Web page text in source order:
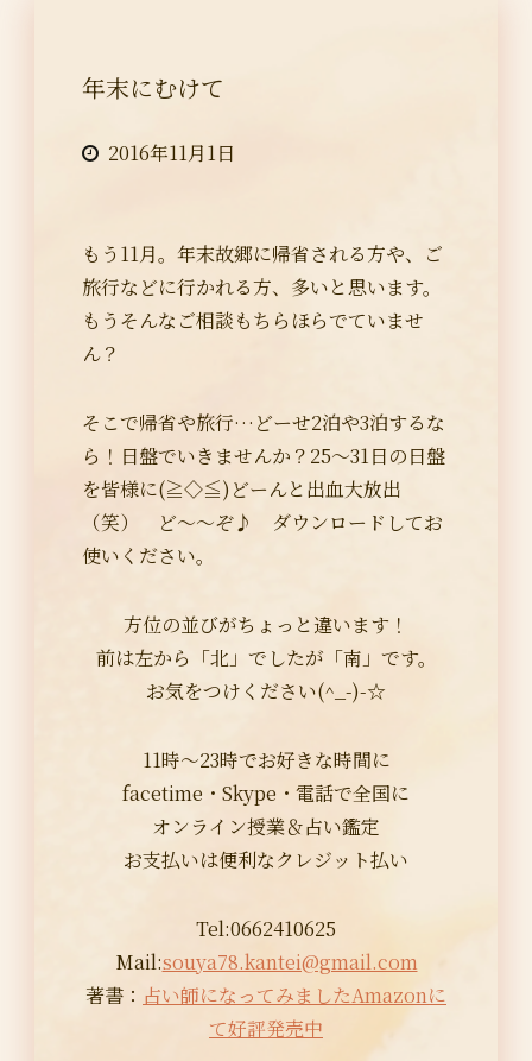
年末にむけて
2016年11月1日
もう11月。年末故郷に帰省される方や、ご
旅行などに行かれる方、多いと思います。
もうそんなご相談もちらほらでていませ
ん？
そこで帰省や旅行…どーせ2泊や3泊するな
ら！日盤でいきませんか？25～31日の日盤
を皆様に(≧◇≦)どーんと出血大放出
（笑） ど～～ぞ♪ ダウンロードしてお
使いください。
方位の並びがちょっと違います！
前は左から「北」でしたが「南」です。
お気をつけください(^_-)-☆
11時～23時でお好きな時間に
facetime・Skype・電話で全国に
オンライン授業＆占い鑑定
お支払いは便利なクレジット払い
Tel:0662410625
Mail:souya78.kantei@gmail.com
著書： 占い師になってみましたAmazonに
て好評発売中